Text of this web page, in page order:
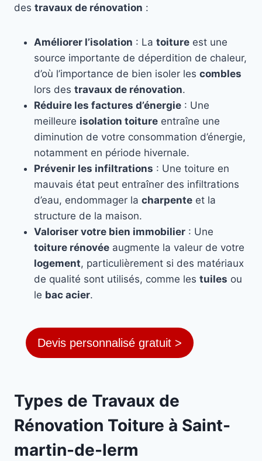
des travaux de rénovation :
Améliorer l’isolation : La toiture est une
source importante de déperdition de chaleur,
d’où l’importance de bien isoler les combles
lors des travaux de rénovation.
Réduire les factures d’énergie : Une
meilleure isolation toiture entraîne une
diminution de votre consommation d’énergie,
notamment en période hivernale.
Prévenir les infiltrations : Une toiture en
mauvais état peut entraîner des infiltrations
d’eau, endommager la charpente et la
structure de la maison.
Valoriser votre bien immobilier : Une
toiture rénovée augmente la valeur de votre
logement, particulièrement si des matériaux
de qualité sont utilisés, comme les tuiles ou
le bac acier.
Devis personnalisé gratuit >
Types de Travaux de
Rénovation Toiture à Saint-
martin-de-lerm